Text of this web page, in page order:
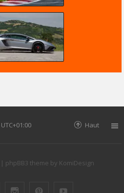
UTC+01:00 Haut
| phpBB3 theme by KomiDesign